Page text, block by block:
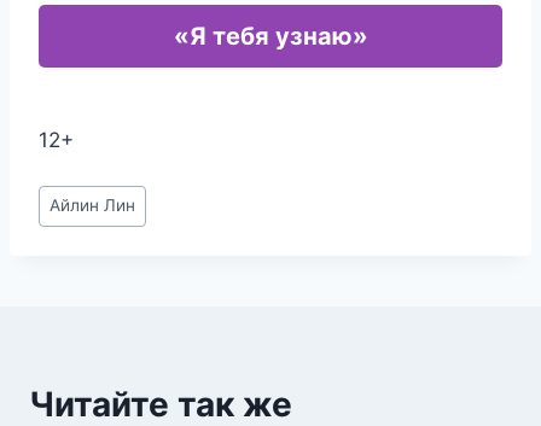
«Я тебя узнаю»
12+
Метки
записи:
Айлин Лин
Читайте так же